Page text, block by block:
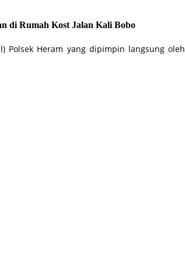
di Rumah Kost Jalan Kali Bobo
Polsek Heram yang dipimpin langsung oleh